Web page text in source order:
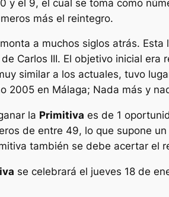
y el 9, el cual se toma como
más el reintegro.
a muchos siglos atrás.
Carlos III. El objetivo inicial
similar a los actuales, tuvo
2005 en Málaga; Nada más y
la Primitiva es de 1
de entre 49, lo que supone
también se debe acertar el
se celebrará el jueves 18 de